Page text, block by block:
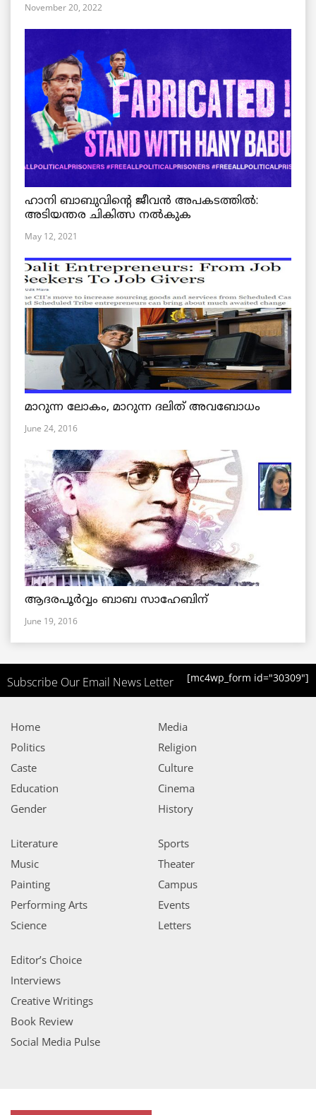
November 20, 2022
ഹാനി ബാബുവിന്റെ ജീവൻ അപകടത്തിൽ:
അടിയന്തര ചികിത്സ നൽകുക
May 12, 2021
മാറുന്ന ലോകം, മാറുന്ന ദലിത് അവബോധം
June 24, 2016
ആദരപൂര്‍വ്വം ബാബ സാഹേബിന്
June 19, 2016
Subscribe Our Email News Letter [mc4wp_form id="30309"]
Home
Politics
Caste
Education
Gender
Media
Religion
Culture
Cinema
History
Literature
Music
Painting
Performing Arts
Science
Sports
Theater
Campus
Events
Letters
Editor’s Choice
Interviews
Creative Writings
Book Review
Social Media Pulse